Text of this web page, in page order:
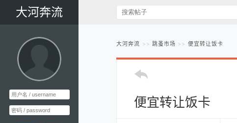
大河奔流
大河奔流 跳蚤市场 便宜转让饭卡
便宜转让饭卡